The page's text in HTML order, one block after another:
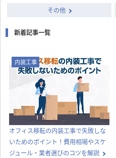
その他
新着記事一覧
内装工事
オフィス移転の内装工事で失敗しな
いためのポイント！費用相場やスケ
ジュール・業者選びのコツを解説